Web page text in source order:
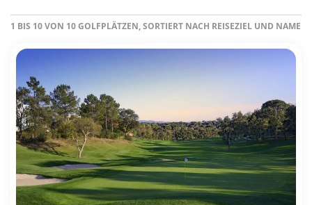
1 BIS 10 VON 10 GOLFPLÄTZEN, SORTIERT NACH REISEZIEL UND NAME